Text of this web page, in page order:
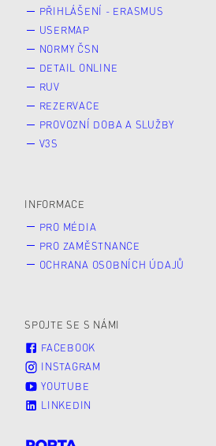
PŘIHLÁŠENÍ - ERASMUS
USERMAP
NORMY ČSN
DETAIL ONLINE
RUV
REZERVACE
PROVOZNÍ DOBA A SLUŽBY
V3S
INFORMACE
PRO MÉDIA
PRO ZAMĚSTNANCE
OCHRANA OSOBNÍCH ÚDAJŮ
SPOJTE SE S NÁMI
FACEBOOK
INSTAGRAM
YOUTUBE
LINKEDIN